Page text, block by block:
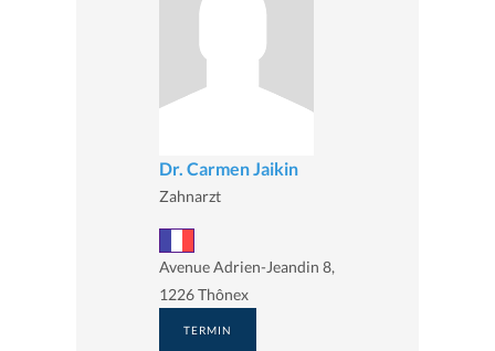
Dr. Carmen Jaikin
Zahnarzt
Avenue Adrien-Jeandin 8,
1226 Thônex
TERMIN